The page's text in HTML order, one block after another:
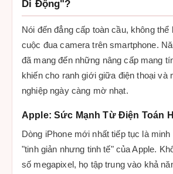
Di Động"?
Nói đến đẳng cấp toàn cầu, không thể
cuộc đua camera trên smartphone.
đã mang đến những nâng cấp mang
khiến cho ranh giới giữa điện thoại và
nghiệp ngày càng mờ nhạt.
Apple: Sức Mạnh Từ Điện Toán
Dòng iPhone mới nhất tiếp tục là
"tinh giản nhưng tinh tế" của Apple.
số megapixel, họ tập trung vào khả